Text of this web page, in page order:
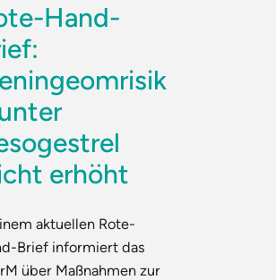
Hand-
erhöht
aktuellen Rote-
Brief informiert das
über Maßnahmen zur